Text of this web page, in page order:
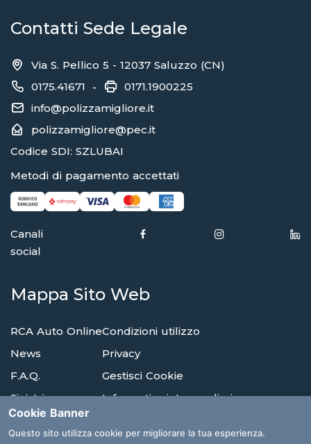
Contatti Sede Legale
Via S. Pellico 5 - 12037 Saluzzo (CN)
0175.41671 -
0171.1900225
info@polizzamigliore.it
polizzamigliore@pec.it
Codice SDI: SZLUBAI
Metodi di pagamento accettati
Canali
social
Mappa Sito Web
RCA Auto Online
News
F.A.Q.
Sinistri
Reclami
Condizioni utilizzo
Privacy
Gestisci Cookie
Informativa intermediari
Cookie Banner
Questo sito utilizza cookie per migliorare la tua esperienza.